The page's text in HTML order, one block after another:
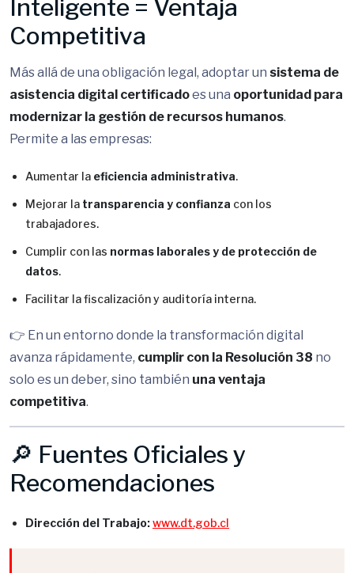
Inteligente = Ventaja
Competitiva
Más allá de una obligación legal, adoptar un sistema de
asistencia digital certificadoes una oportunidad para
modernizar la gestión de recursos humanos.
Permite a las empresas:
Aumentar la eficiencia administrativa.
Mejorar la transparencia y confianza con los
trabajadores.
Cumplir con las normas laborales y de protección de
datos.
Facilitar la fiscalización y auditoría interna.
👉 En un entorno donde la transformación digital
avanza rápidamente, cumplir con la Resolución 38 no
solo es un deber, sino también una ventaja
competitiva.
🔎 Fuentes Oficiales y
Recomendaciones
Dirección del Trabajo:www.dt.gob.cl